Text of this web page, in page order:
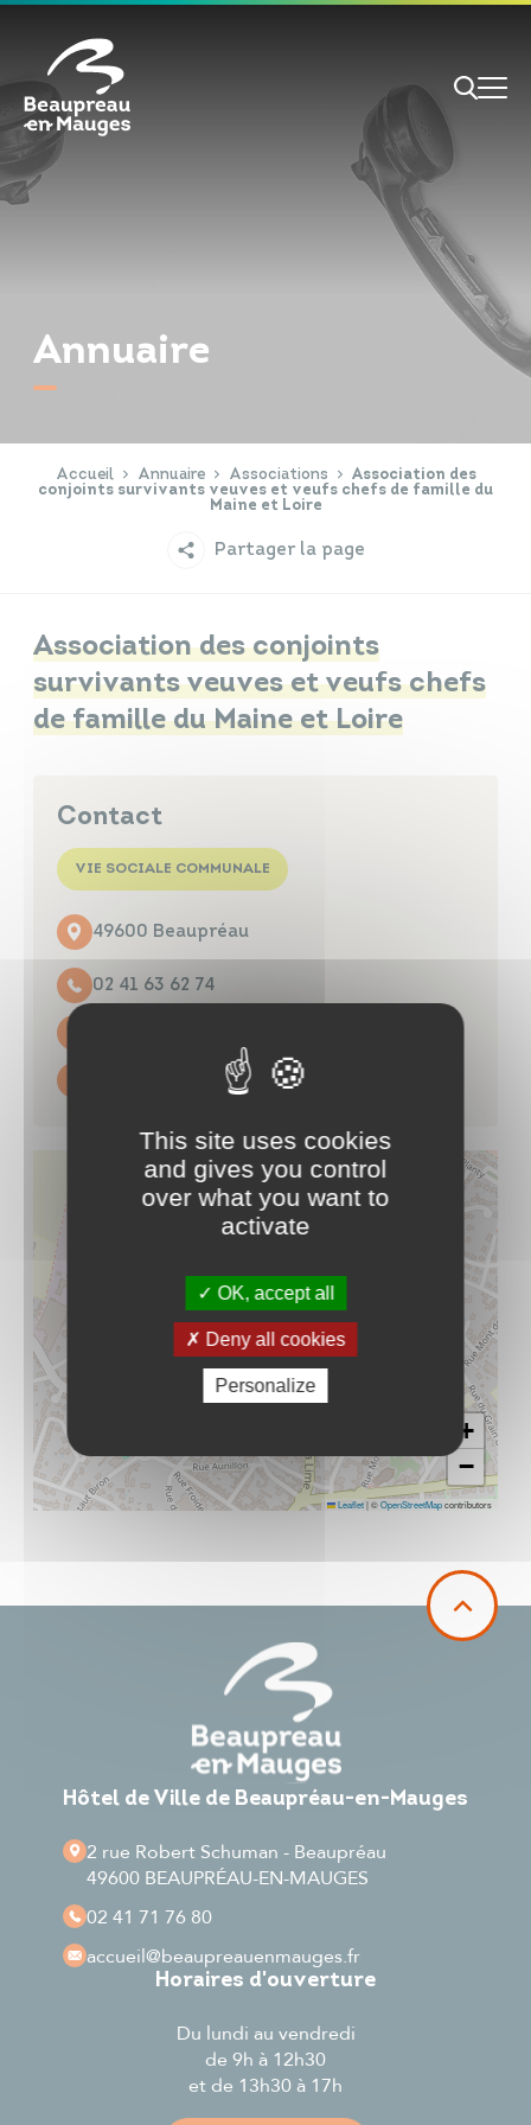
RECHERCHE
Annuaire
Accueil Annuaire Associations
Association des
conjoints survivants veuves et veufs chefs de famille du
Maine et Loire
Partager la page
Association des conjoints
survivants veuves et veufs chefs
de famille du Maine et Loire
Contact
VIE SOCIALE COMMUNALE
49600 Beaupréau
02 41 63 62 74
https://association-veufs-veuves-
+
−
Leaflet|©OpenStreetMapcontributors
Hôtel de Ville de Beaupréau-en-Mauges
2 rue Robert Schuman - Beaupréau
49600 BEAUPRÉAU-EN-MAUGES
02 41 71 76 80
accueil@beaupreauenmauges.fr
Horaires d'ouverture
Du lundi au vendredi
de 9h à 12h30
et de 13h30 à 17h
Annuaires
Cookies management panel
This site uses cookies
and gives you control
over what you want to
activate
OK, accept all
Deny all cookies
Personalize